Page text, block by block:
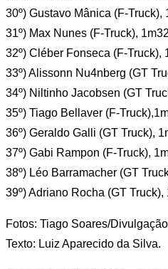
30º) Gustavo Mânica (F-Truck),
31º) Max Nunes (F-Truck),
32º) Cléber Fonseca (F-Truck),
33º) Alissonn Nu4nberg (GT
34º) Niltinho Jacobsen (GT
35º) Tiago Bellaver (F-
36º) Geraldo Galli (GT Truck),
37º) Gabi Rampon (F-Truck),
38º) Léo Barramacher (GT
39º) Adriano Rocha (GT Truck),
Fotos: Tiago Soares/
Texto: Luiz Aparecido da Silva.